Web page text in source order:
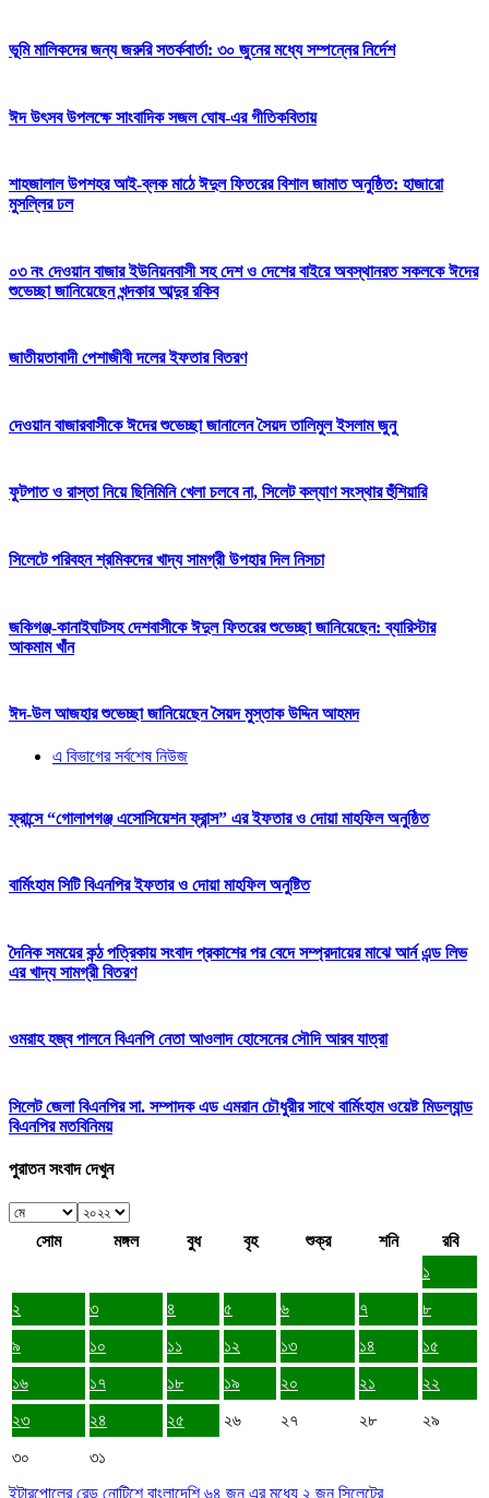
ভূমি মালিকদের জন্য জরুরি সতর্কবার্তা: ৩০ জুনের মধ্যে সম্পন্নের নির্দেশ
ঈদ উৎসব উপলক্ষে সাংবাদিক সজল ঘোষ-এর গীতিকবিতায়
শাহজালাল উপশহর আই-ব্লক মাঠে ঈদুল ফিতরের বিশাল জামাত অনুষ্ঠিত: হাজারো
মুসল্লির ঢল
০৩ নং দেওয়ান বাজার ইউনিয়নবাসী সহ দেশ ও দেশের বাইরে অবস্থানরত সকলকে ঈদের
শুভেচ্ছা জানিয়েছেন খন্দকার আব্দুর রকিব
জাতীয়তাবাদী পেশাজীবী দলের ইফতার বিতরণ
দেওয়ান বাজারবাসীকে ঈদের শুভেচ্ছা জানালেন সৈয়দ তালিমুল ইসলাম জুনু
ফুটপাত ও রাস্তা নিয়ে ছিনিমিনি খেলা চলবে না, সিলেট কল্যাণ সংস্থার হুঁশিয়ারি
সিলেটে পরিবহন শ্রমিকদের খাদ্য সামগ্রী উপহার দিল নিসচা
জকিগঞ্জ-কানাইঘাটসহ দেশবাসীকে ঈদুল ফিতরের শুভেচ্ছা জানিয়েছেন: ব্যারিস্টার
আকমাম খাঁন
ঈদ-উল আজহার শুভেচ্ছা জানিয়েছেন সৈয়দ মুস্তাক উদ্দিন আহমদ
এ বিভাগের সর্বশেষ নিউজ
ফ্রান্সে “গোলাপগঞ্জ এসোসিয়েশন ফ্রান্স” এর ইফতার ও দোয়া মাহফিল অনুষ্ঠিত
বার্মিংহাম সিটি বিএনপির ইফতার ও দোয়া মাহফিল অনুষ্টিত
দৈনিক সময়ের কন্ঠ পত্রিকায় সংবাদ প্রকাশের পর বেদে সম্প্রদায়ের মাঝে আর্ন এন্ড লিভ
এর খাদ্য সামগ্রী বিতরণ
ওমরাহ হজ্ব পালনে বিএনপি নেতা আওলাদ হোসেনের সৌদি আরব যাত্রা
সিলেট জেলা বিএনপির সা. সম্পাদক এড এমরান চৌধুরীর সাথে বার্মিংহাম ওয়েষ্ট মিডল্যান্ড
বিএনপির মতবিনিময়
পুরাতন সংবাদ দেখুন
সোম মঙ্গল বুধ বৃহ শুক্র শনি
রবি
১
২
৩ ৪ ৫ ৬ ৭
৮
৯
১০ ১১ ১২ ১৩ ১৪
১৫
১৬
১৭ ১৮ ১৯ ২০ ২১
২২
২৩
২৪ ২৫ ২৬ ২৭ ২৮
২৯
৩০
৩১
ইন্টারপোলের রেড নোটিশে বাংলাদেশি ৬৪ জন এর মধ্যে ২ জন সিলেটের